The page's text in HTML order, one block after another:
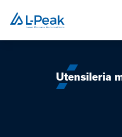
Utensileria